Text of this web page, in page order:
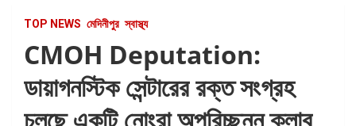
TOP NEWS মেদিনীপুর স্বাস্থ্য
CMOH Deputation:
ডায়াগনস্টিক সেন্টারের রক্ত সংগ্রহ
চলছে একটি নোংরা অপরিচ্ছন্ন ক্লাব